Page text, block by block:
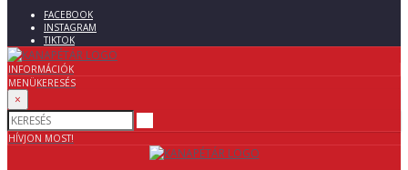
FACEBOOK
INSTAGRAM
TIKTOK
INFORMÁCIÓK
MENÜKERESÉS
×
HÍVJON MOST!